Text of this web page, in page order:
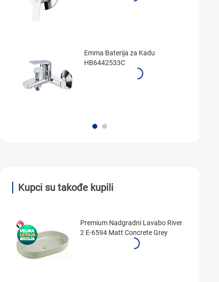
Emma Baterija za Kadu
HB6442533C
Kupci su takođe kupili
Premium Nadgradni Lavabo River
2 E-6594 Matt Concrete Grey